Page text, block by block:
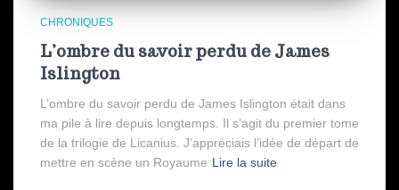
CHRONIQUES
L’ombre du savoir perdu de James
Islington
L’ombre du savoir perdu de James Islington était dans
ma pile à lire depuis longtemps. Il s’agit du premier tome
de la trilogie de Licanius. J’appréciais l’idée de départ de
mettre en scène un Royaume Lire la suite